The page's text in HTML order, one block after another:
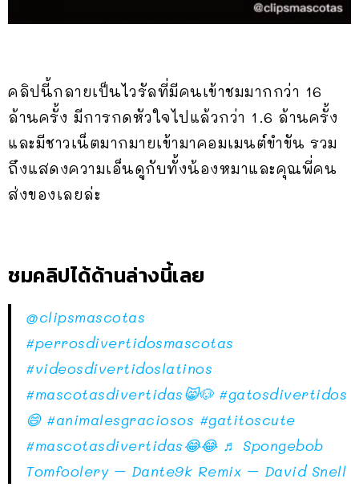
คลิปนี้กลายเป็นไวรัลที่มีคนเข้าชมมากกว่า 16
ล้านครั้ง มีการกดหัวใจไปแล้วกว่า 1.6 ล้านครั้ง
และมีชาวเน็ตมากมายเข้ามาคอมเมนต์ขำขัน รวม
ถึงแสดงความเอ็นดูกับทั้งน้องหมาและคุณพี่คน
ส่งของเลยล่ะ
ชมคลิปได้ด้านล่างนี้เลย
@clipsmascotas
#perrosdivertidosmascotas
#videosdivertidoslatinos
#mascotasdivertidas😸🐶 #gatosdivertidos
😄 #animalesgraciosos #gatitoscute
#mascotasdivertidas😂😂 ♬ Spongebob
Tomfoolery – Dante9k Remix – David Snell